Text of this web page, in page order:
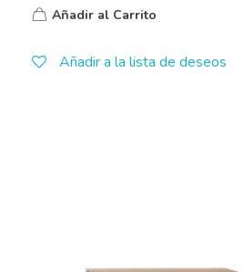
Añadir al Carrito
Añadir a la lista de deseos